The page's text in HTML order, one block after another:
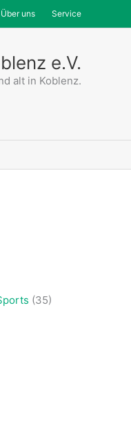
Über uns Service
e.V.
alt in Koblenz.
(35)